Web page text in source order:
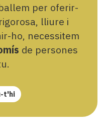
per oferir-
lliure i
ho, necessitem
de persones
t'hi